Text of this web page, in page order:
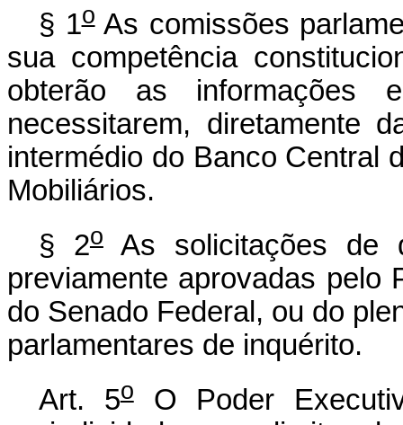
§ 1oAs comissões
sua competência
obterão as informações
necessitarem, diretamente
intermédio do Banco Central
Mobiliários.
§ 2oAs solicitações de
previamente aprovadas pelo
do Senado Federal, ou do
parlamentares de inquérito.
Art. 5o
O Poder